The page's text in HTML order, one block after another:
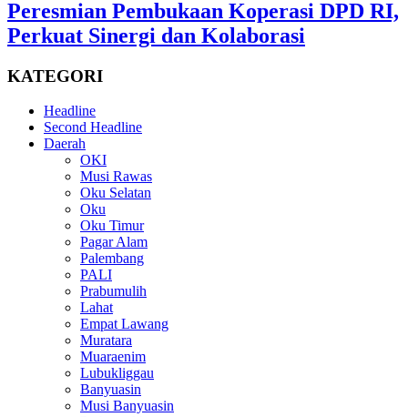
Peresmian Pembukaan Koperasi DPD RI,
Perkuat Sinergi dan Kolaborasi
KATEGORI
Headline
Second Headline
Daerah
OKI
Musi Rawas
Oku Selatan
Oku
Oku Timur
Pagar Alam
Palembang
PALI
Prabumulih
Lahat
Empat Lawang
Muratara
Muaraenim
Lubukliggau
Banyuasin
Musi Banyuasin